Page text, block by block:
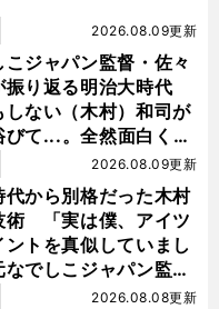
こジャパン監督・佐々
振り返る明治大時代
しない（木村）和司が
びて...。全然面白くな
でした」
2026.08.09更新
代から別格だった木村
術 「実は僕、アイツ
ントを真似していまし
なでしこジャパン監
木則夫
2026.08.09更新
2026.08.08更新